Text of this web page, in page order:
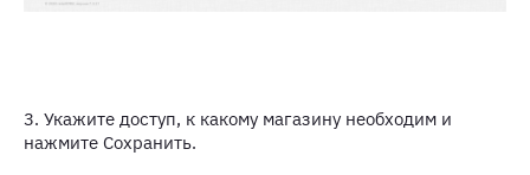
3. Укажите доступ, к какому магазину необходим и
нажмите Сохранить.